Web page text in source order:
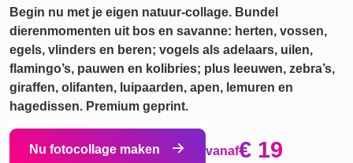
Begin nu met je eigen natuur-collage. Bundel
dierenmomenten uit bos en savanne: herten, vossen,
egels, vlinders en beren; vogels als adelaars, uilen,
flamingo’s, pauwen en kolibries; plus leeuwen, zebra’s,
giraffen, olifanten, luipaarden, apen, lemuren en
hagedissen. Premium geprint.
Nu fotocollage maken vanaf€ 19